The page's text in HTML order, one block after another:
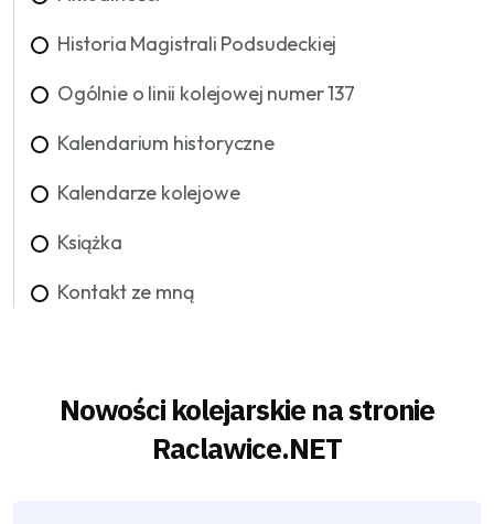
Historia Magistrali Podsudeckiej
Ogólnie o linii kolejowej numer 137
Kalendarium historyczne
Kalendarze kolejowe
Książka
Kontakt ze mną
Nowości kolejarskie na stronie
Raclawice.NET